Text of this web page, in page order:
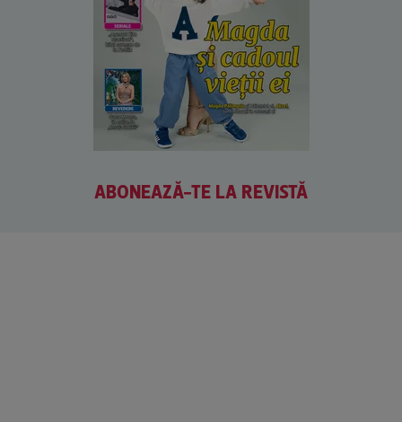
ABONEAZĂ-TE LA REVISTĂ